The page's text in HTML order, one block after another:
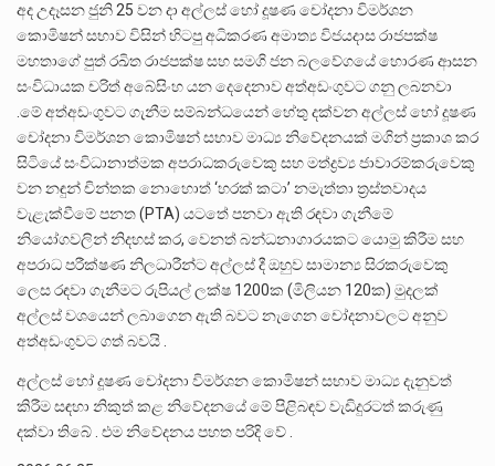
අද උදෑසන ජුනි 25 වන දා අල්ලස් හෝ දූෂණ චෝදනා විමර්ශන
කොමිෂන් සභාව විසින් හිටපු අධිකරණ අමාත්‍ය විජයදාස රාජපක්ෂ
මහතාගේ පුත් රඛිත රාජපක්ෂ සහ සමගි ජන බලවේගයේ හොරණ ආසන
සංවිධායක චරිත් අබේසිංහ යන දෙදෙනාව අත්අඩංගුවට ගනු ලබනවා
.මේ අත්අඩංගුවට ගැනීම සම්බන්ධයෙන් හේතු දක්වන අල්ලස් හෝ දූෂණ
චෝදනා විමර්ශන කොමිෂන් සභාව මාධ්‍ය නිවේදනයක් මගින් ප්‍රකාශ කර
සිටියේ සංවිධානාත්මක අපරාධකරුවෙකු සහ මත්ද්‍රව්‍ය ජාවාරම්කරුවෙකු
වන නඳුන් චින්තක නොහොත් ‘හරක් කටා’ නමැත්තා ත්‍රස්තවාදය
වැළැක්වීමේ පනත (PTA) යටතේ පනවා ඇති රඳවා ගැනීමේ
නියෝගවලින් නිදහස් කර, වෙනත් බන්ධනාගාරයකට යොමු කිරීම සහ
අපරාධ පරීක්ෂණ නිලධාරීන්ට අල්ලස් දී ඔහුව සාමාන්‍ය සිරකරුවෙකු
ලෙස රඳවා ගැනීමට රුපියල් ලක්ෂ 1200ක (මිලියන 120ක) මුදලක්
අල්ලස් වශයෙන් ලබාගෙන ඇති බවට නැගෙන චෝදනාවලට අනුව
අත්අඩංගුවට ගත් බවයි .
අල්ලස් හෝ දූෂණ චෝදනා විමර්ශන කොමිෂන් සභාව මාධ්‍ය දැනුවත්
කිරීම සඳහා නිකුත් කළ නිවේදනයේ මේ පිළිබඳව වැඩිදුරටත් කරුණු
දක්වා තිබේ . එම නිවේදනය පහත පරිදි වේ .